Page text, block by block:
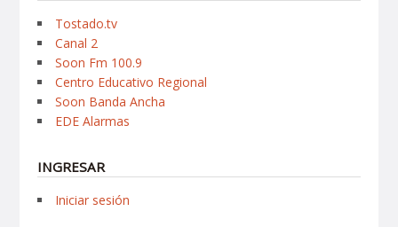
Tostado.tv
Canal 2
Soon Fm 100.9
Centro Educativo Regional
Soon Banda Ancha
EDE Alarmas
INGRESAR
Iniciar sesión